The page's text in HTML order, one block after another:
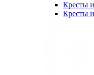
Кресты
Кресты